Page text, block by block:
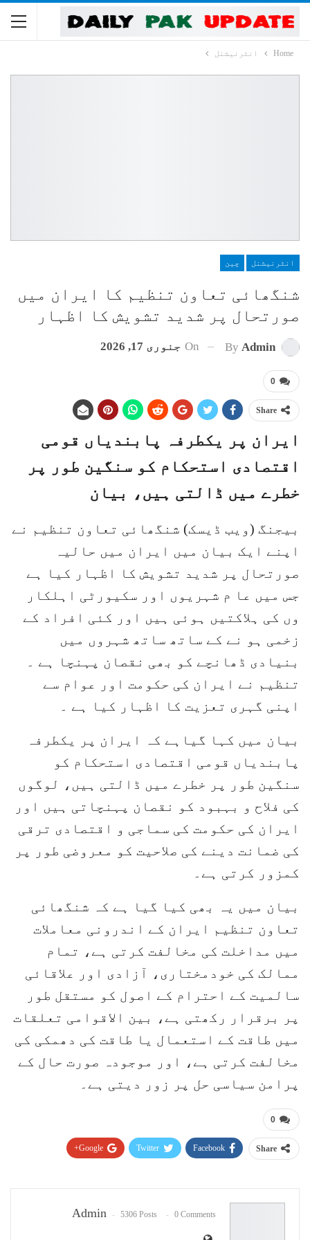
Home انٹرنیشنل
انٹرنیشنل چین
شنگھائی تعاون تنظیم کا ایران میں
صورتحال پر شدید تشویش کا اظہار
By Admin
On جنوری 17, 2026
0
Share
ایران پر یکطرفہ پابندیاں قومی
اقتصادی استحکام کو سنگین طور پر
خطرے میں ڈالتی ہیں، بیان
بیجنگ (ویب ڈیسک) شنگھائی تعاون تنظیم نے
اپنے ایک بیان میں ایران میں حالیہ
صورتحال پر شدید تشویش کا اظہار کیا ہے
جس میں عا م شہریوں اور سکیورٹی اہلکار
وں کی ہلاکتیں ہوئی ہیں اور کئی افراد کے
زخمی ہو نے کے ساتھ ساتھ شہروں میں
بنیادی ڈھانچے کو بھی نقصان پہنچا ہے ۔
تنظیم نے ایران کی حکومت اور عوام سے
اپنی گہری تعزیت کا اظہار کیا ہے ۔
بیان میں کہا گیاہے کہ ایران پر یکطرفہ
پابندیاں قومی اقتصادی استحکام کو
سنگین طور پر خطرے میں ڈالتی ہیں، لوگوں
کی فلاح و بہبود کو نقصان پہنچاتی ہیں اور
ایران کی حکومت کی سماجی و اقتصادی ترقی
کی ضمانت دینے کی صلاحیت کو معروضی طور پر
کمزور کرتی ہے۔
بیان میں یہ بھی کیا گیا ہے کہ شنگھائی
تعاون تنظیم ایران کے اندرونی معاملات
میں مداخلت کی مخالفت کرتی ہے، تمام
ممالک کی خودمختاری، آزادی اور علاقائی
سالمیت کے احترام کے اصول کو مستقل طور
پر برقرار رکھتی ہے، بین الاقوامی تعلقات
میں طاقت کے استعمال یا طاقت کی دھمکی کی
مخالفت کرتی ہے، اور موجودہ صورت حال کے
پرامن سیاسی حل پر زور دیتی ہے۔
0
Share
Facebook
Twitter
Google+
Admin 5306 Posts 0 Comments